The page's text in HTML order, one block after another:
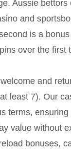
Aussie
and
is a
over the first
and
least 7). Our
terms,
value without
bonuses,